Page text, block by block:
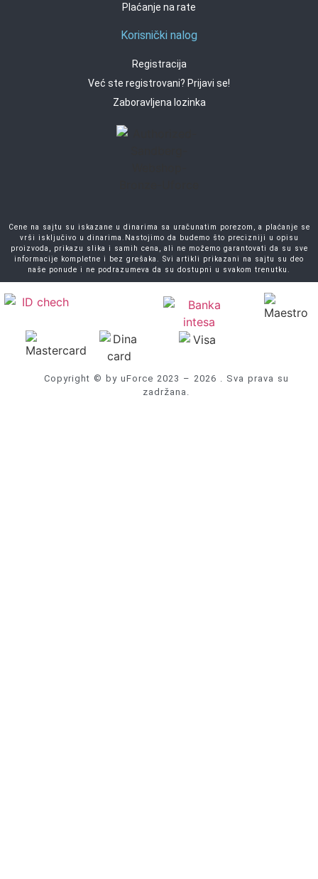
Plaćanje na rate
Korisnički nalog
Registracija
Već ste registrovani? Prijavi se!
Zaboravljena lozinka
Cene na sajtu su iskazane u dinarima sa uračunatim porezom, a plaćanje se
vrši isključivo u dinarima.Nastojimo da budemo što precizniji u opisu
proizvoda, prikazu slika i samih cena, ali ne možemo garantovati da su sve
informacije kompletne i bez grešaka. Svi artikli prikazani na sajtu su deo
naše ponude i ne podrazumeva da su dostupni u svakom trenutku.
Copyright © by uForce 2023 – 2026 . Sva prava su
zadržana.